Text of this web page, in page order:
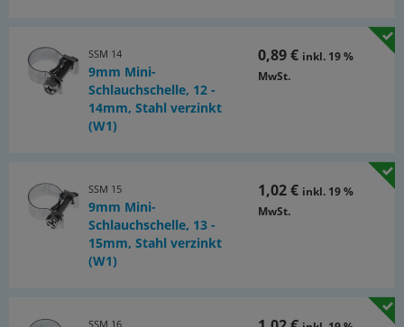
SSM 14
9mm Mini-
Schlauchschelle, 12 -
14mm, Stahl verzinkt
(W1)
0,89 € inkl. 19 %
MwSt.
SSM 15
9mm Mini-
Schlauchschelle, 13 -
15mm, Stahl verzinkt
(W1)
1,02 € inkl. 19 %
MwSt.
SSM 16